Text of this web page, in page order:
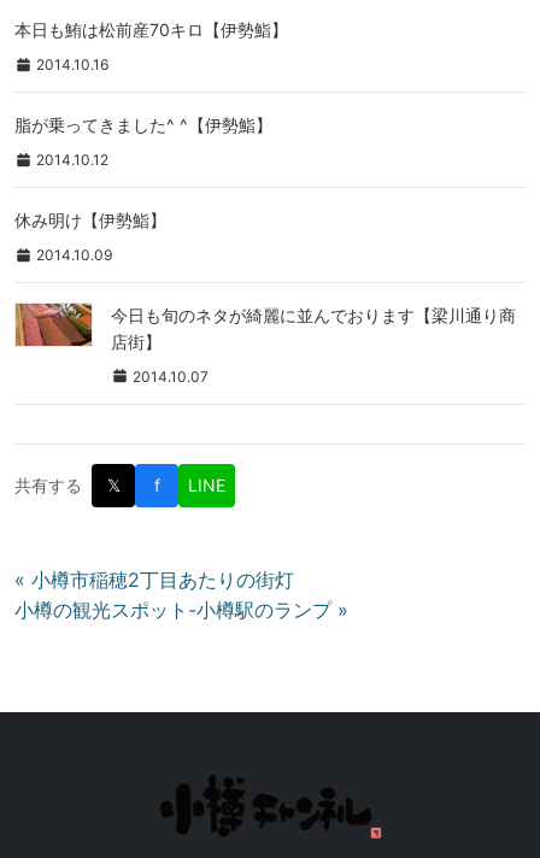
本日も鮪は松前産70キロ【伊勢鮨】
2014.10.16
脂が乗ってきました^ ^【伊勢鮨】
2014.10.12
休み明け【伊勢鮨】
2014.10.09
今日も旬のネタが綺麗に並んでおります【梁川通り商
店街】
2014.10.07
共有する 𝕏 f LINE
投
稿
« 小樽市稲穂2丁目あたりの街灯
小樽の観光スポット-小樽駅のランプ »